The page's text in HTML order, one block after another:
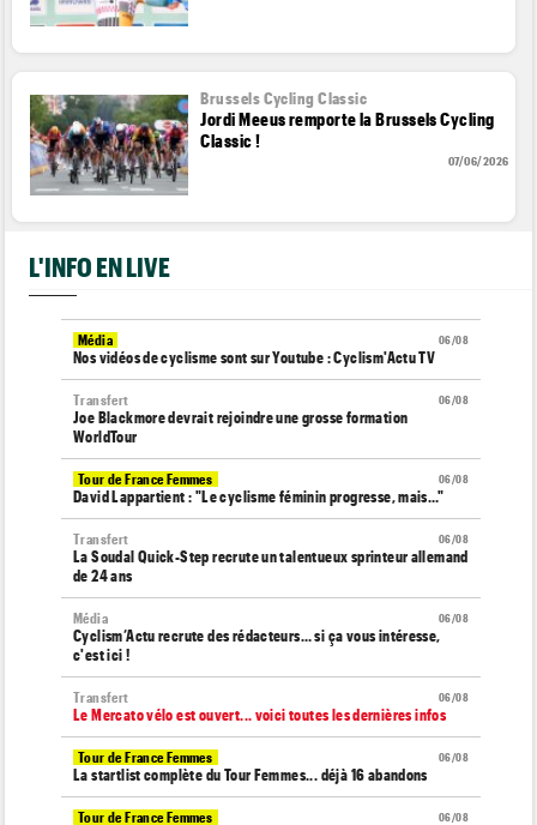
Brussels Cycling Classic
Jordi Meeus remporte la Brussels Cycling
Classic !
07/06/2026
L'INFO EN LIVE
06/08
Média
Nos vidéos de cyclisme sont sur Youtube : Cyclism'Actu TV
06/08
Transfert
Joe Blackmore devrait rejoindre une grosse formation
WorldTour
06/08
Tour de France Femmes
David Lappartient : "Le cyclisme féminin progresse, mais…"
06/08
Transfert
La Soudal Quick-Step recrute un talentueux sprinteur allemand
de 24 ans
06/08
Média
Cyclism’Actu recrute des rédacteurs… si ça vous intéresse,
c'est ici !
06/08
Transfert
Le Mercato vélo est ouvert... voici toutes les dernières infos
06/08
Tour de France Femmes
La startlist complète du Tour Femmes... déjà 16 abandons
06/08
Tour de France Femmes